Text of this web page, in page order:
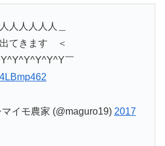
人人人人人＿
てきます ＜
￣
イモ農家 (@maguro19) 2017